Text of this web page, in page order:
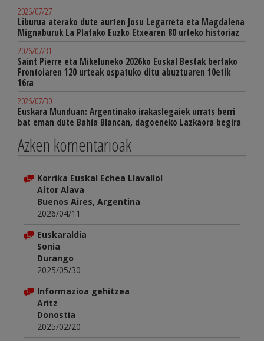
2026/07/27
Liburua aterako dute aurten Josu Legarreta eta Magdalena
Mignaburuk La Platako Euzko Etxearen 80 urteko historiaz
2026/07/31
Saint Pierre eta Mikeluneko 2026ko Euskal Bestak bertako
Frontoiaren 120 urteak ospatuko ditu abuztuaren 10etik
16ra
2026/07/30
Euskara Munduan: Argentinako irakaslegaiek urrats berri
bat eman dute Bahía Blancan, dagoeneko Lazkaora begira
Azken komentarioak
Korrika Euskal Echea Llavallol
Aitor Alava
Buenos Aires, Argentina
2026/04/11
Euskaraldia
Sonia
Durango
2025/05/30
Informazioa gehitzea
Aritz
Donostia
2025/02/20